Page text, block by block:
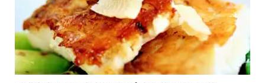
detail
-
section